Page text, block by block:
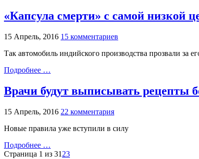
«Капсула смерти» с самой низкой
15 Апрель, 2016 15 комментариев
Так автомобиль индийского производства прозвали за
Подробнее …
Врачи будут выписывать рецепты
15 Апрель, 2016 22 комментария
Новые правила уже вступили в силу
Подробнее …
Страница 1 из 31 23